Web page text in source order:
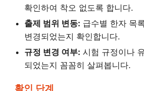
확인하여 착오 없도록 합니다.
출제 범위 변동: 급수별 한자 목
변경되었는지 확인합니다.
규정 변경 여부: 시험 규정이나
되었는지 꼼꼼히 살펴봅니다.
확인 단계